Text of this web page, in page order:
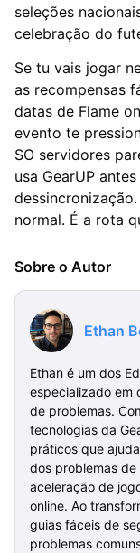
seleções
celebração do
Se tu vais jogar
as recompensas
datas de Flame
evento te
SO servidores
usa GearUP
normal. É a rota
Sobre o Autor
Ethan
Ethan é um dos
especializado em
de problemas.
tecnologias da
práticos que
dos problemas
aceleração de
online. Ao
guias fáceis de
problemas